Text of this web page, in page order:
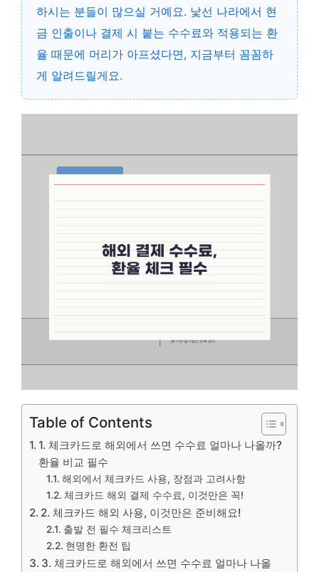
하시는 분들이 많으실 거예요. 낯선 나라에서 현
금 인출이나 결제 시 붙는 수수료와 적용되는 환
율 때문에 머리가 아프셨다면, 지금부터 꼼꼼하
게 알려드릴게요.
Table of Contents
1. 체크카드로 해외에서 쓰면 수수료 얼마나 나올까?
환율 비교 필수
해외에서 체크카드 사용, 장점과 고려사항
체크카드 해외 결제 수수료, 이것만은 꼭!
2. 체크카드 해외 사용, 이것만은 준비해요!
출발 전 필수 체크리스트
현명한 환전 팁
3. 체크카드로 해외에서 쓰면 수수료 얼마나 나올